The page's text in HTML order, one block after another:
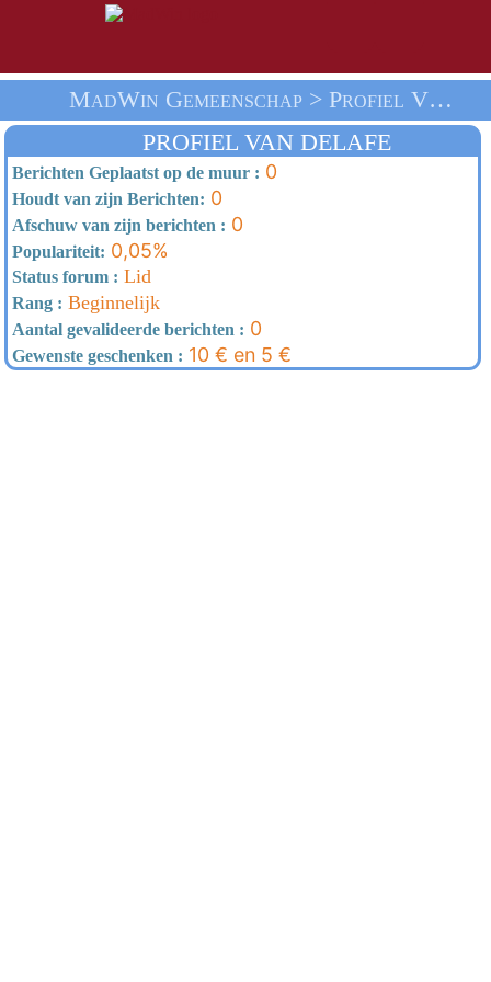
MadWin Gemeenschap > Profiel Van Delafe > Thuis
PROFIEL VAN DELAFE
Berichten Geplaatst op de muur : 0
Houdt van zijn Berichten: 0
Afschuw van zijn berichten : 0
Populariteit: 0,05%
Status forum : Lid
Rang : Beginnelijk
Aantal gevalideerde berichten : 0
Gewenste geschenken : 10 € en 5 €